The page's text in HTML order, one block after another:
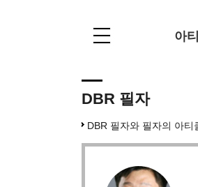
아
DBR 필자
DBR 필자와 필자의 아티